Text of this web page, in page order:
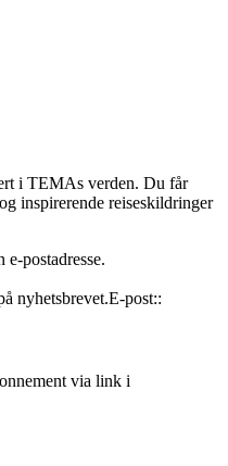
i TEMAs verden. Du får
inspirerende reiseskildringer
postadresse.
nyhetsbrevet.E-post::
via link i